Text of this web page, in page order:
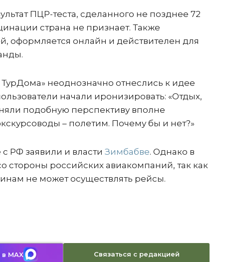
ПЦР-теста, сделанного не позднее 72
страна не признает. Также
оформляется онлайн и действителен для
неоднозначно отнеслись к идее
начали иронизировать: «Отдых,
подобную перспективу вполне
– полетим. Почему бы и нет?»
РФ заявили и власти Зимбабве. Однако в
стороны российских авиакомпаний, так как
не может осуществлять рейсы.
MAX Связаться с редакцией